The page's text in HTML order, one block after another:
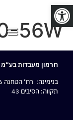
פתח סרגל נגישות
56W
חרמון מעבדות בע“מ
בנימינה: רח‘ הטחנה 66 ת.ד 23 מיקוד 3055001,
תקווה: הסיבים 43